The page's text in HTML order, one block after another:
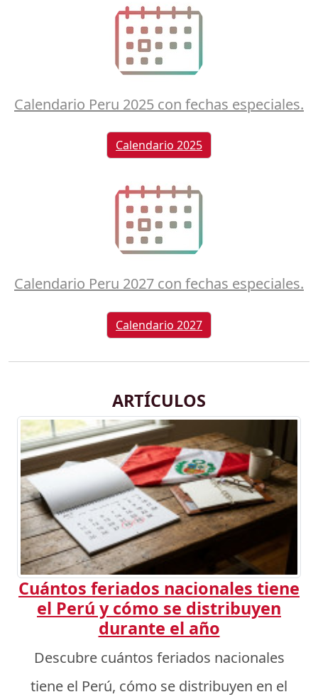
Calendario Peru 2025 con fechas especiales.
Calendario 2025
Calendario Peru 2027 con fechas especiales.
Calendario 2027
ARTÍCULOS
Cuántos feriados nacionales tiene
el Perú y cómo se distribuyen
durante el año
Descubre cuántos feriados nacionales
tiene el Perú, cómo se distribuyen en el